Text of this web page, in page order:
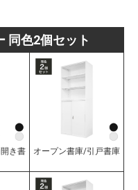
同色2個セット
き書
オープン書庫/引戸書庫